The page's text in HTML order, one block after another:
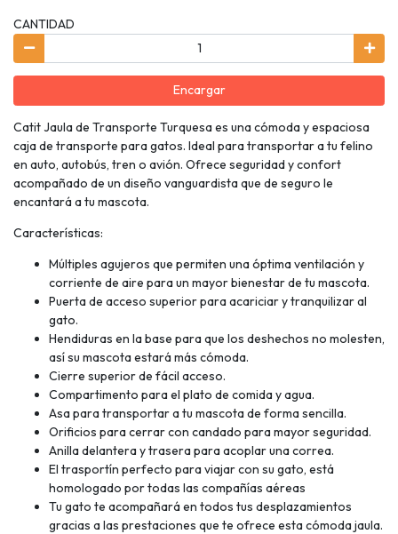
CANTIDAD
Encargar
Catit Jaula de Transporte Turquesa es una cómoda y espaciosa
caja de transporte para gatos. Ideal para transportar a tu felino
en auto, autobús, tren o avión. Ofrece seguridad y confort
acompañado de un diseño vanguardista que de seguro le
encantará a tu mascota.
Características:
Múltiples agujeros que permiten una óptima ventilación y
corriente de aire para un mayor bienestar de tu mascota.
Puerta de acceso superior para acariciar y tranquilizar al
gato.
Hendiduras en la base para que los deshechos no molesten,
así su mascota estará más cómoda.
Cierre superior de fácil acceso.
Compartimento para el plato de comida y agua.
Asa para transportar a tu mascota de forma sencilla.
Orificios para cerrar con candado para mayor seguridad.
Anilla delantera y trasera para acoplar una correa.
El trasportín perfecto para viajar con su gato, está
homologado por todas las compañías aéreas
Tu gato te acompañará en todos tus desplazamientos
gracias a las prestaciones que te ofrece esta cómoda jaula.